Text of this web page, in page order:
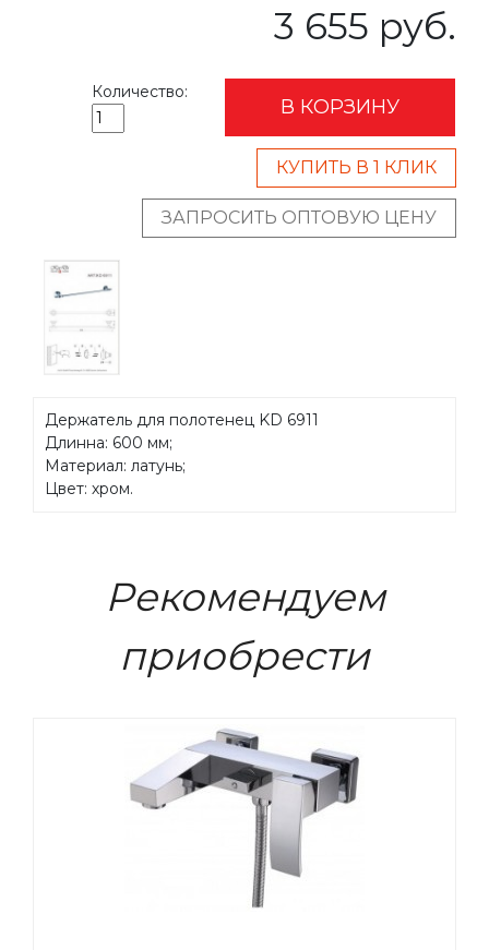
3 655 руб.
Количество:
В КОРЗИНУ
КУПИТЬ В 1 КЛИК
ЗАПРОСИТЬ ОПТОВУЮ ЦЕНУ
Держатель для полотенец KD 6911
Длинна: 600 мм;
Материал: латунь;
Цвет: хром.
Рекомендуем
приобрести